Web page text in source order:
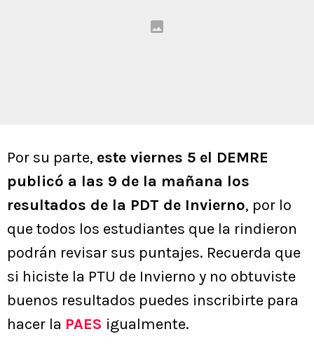
Por su parte, este viernes 5 el DEMRE
publicó a las 9 de la mañana los
resultados de la PDT de Invierno, por lo
que todos los estudiantes que la rindieron
podrán revisar sus puntajes. Recuerda que
si hiciste la PTU de Invierno y no obtuviste
buenos resultados puedes inscribirte para
hacer la PAES igualmente.